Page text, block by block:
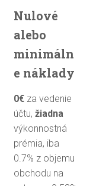
Nulové
alebo
minimáln
e náklady
0€ za vedenie
účtu,žiadna
výkonnostná
prémia, iba
0.7% z objemu
obchodu na